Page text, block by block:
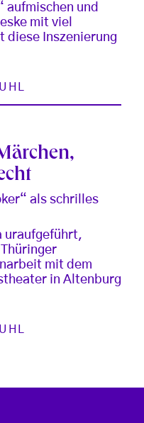
aufmischen und
mit viel
diese Inszenierung
als schrilles
uraufgeführt,
mit dem
in Altenburg